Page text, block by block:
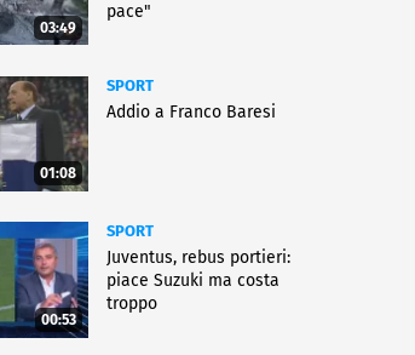
03:49
pace"
01:08
SPORT
Addio a Franco Baresi
00:53
SPORT
Juventus, rebus portieri:
piace Suzuki ma costa
troppo